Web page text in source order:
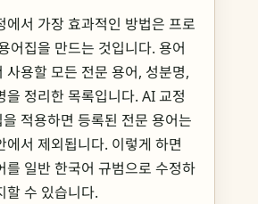
에서 가장 효과적인 방법은 프로
어집을 만드는 것입니다. 용어
사용할 모든 전문 용어, 성분명,
을 정리한 목록입니다. AI 교정
적용하면 등록된 전문 용어는
에서 제외됩니다. 이렇게 하면
를 일반 한국어 규범으로 수정하
할 수 있습니다.